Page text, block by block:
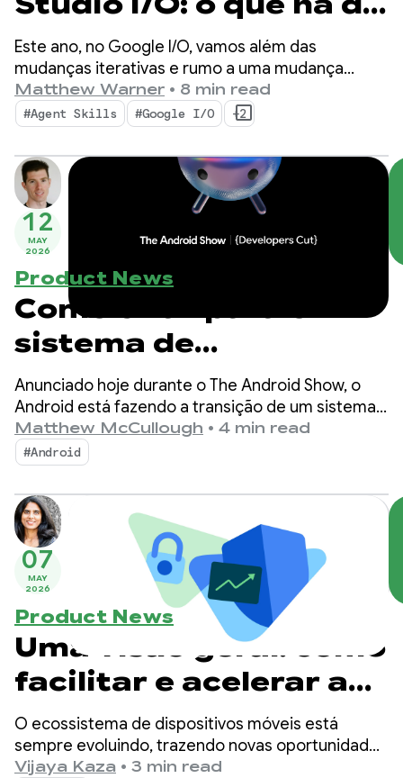
novo nas ferramentas
para desenvolvedores
Android
Este ano, no Google I/O, vamos além das
mudanças iterativas e rumo a uma mudança
fundamental na forma como os apps são criados.
Nossas ferramentas mais recentes são criadas
para a era agêntica, com recursos que aumentam
a produtividade como desenvolvedor Android e
turbinam os agentes de IA implantados na sua
base de código.
Matthew Warner • 8 min read
#Agent Skills #Google I/O +2
12
MAY
2026
Product News
Como criar para o
sistema de
inteligência no
Android
Anunciado hoje durante o The Android Show, o
Android está fazendo a transição de um sistema
operacional para um sistema de inteligência,
criando mais oportunidades de engajamento com
seus apps.
Matthew McCullough • 4 min read
#Android
07
MAY
2026
Product News
Uma visão geral: como
facilitar e acelerar a
publicação de apps
mais seguros
O ecossistema de dispositivos móveis está
sempre evoluindo, trazendo novas oportunidades
e novas ameaças. Com essas mudanças, o
Vijaya Kaza • 3 min read